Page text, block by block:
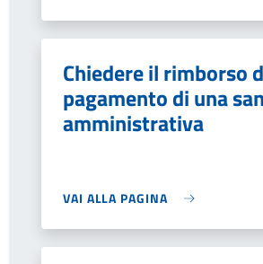
Chiedere il rimborso
pagamento di una
amministrativa
VAI ALLA PAGINA